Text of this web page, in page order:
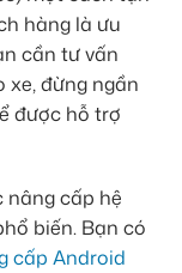
hàng là ưu
cần tư vấn
xe, đừng ngần
được hỗ trợ
nâng cấp hệ
biến. Bạn có
cấp Android